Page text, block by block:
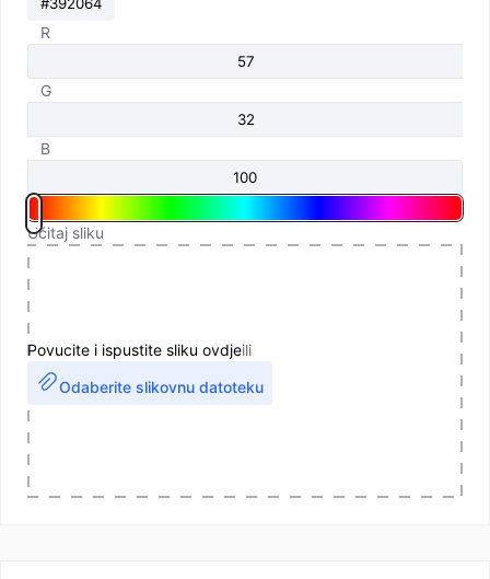
R
G
B
Učitaj sliku
Povucite i ispustite sliku ovdjeili
Odaberite slikovnu datoteku